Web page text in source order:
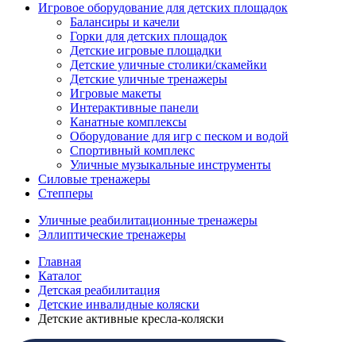
Игровое оборудование для детских площадок
Балансиры и качели
Горки для детских площадок
Детские игровые площадки
Детские уличные столики/скамейки
Детские уличные тренажеры
Игровые макеты
Интерактивные панели
Канатные комплексы
Оборудование для игр с песком и водой
Спортивный комплекс
Уличные музыкальные инструменты
Силовые тренажеры
Степперы
Уличные реабилитационные тренажеры
Эллиптические тренажеры
Главная
Каталог
Детская реабилитация
Детские инвалидные коляски
Детские активные кресла-коляски